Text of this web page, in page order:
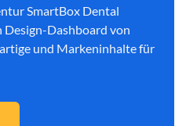
SmartBox Dental
Dashboard von
und Markeninhalte für